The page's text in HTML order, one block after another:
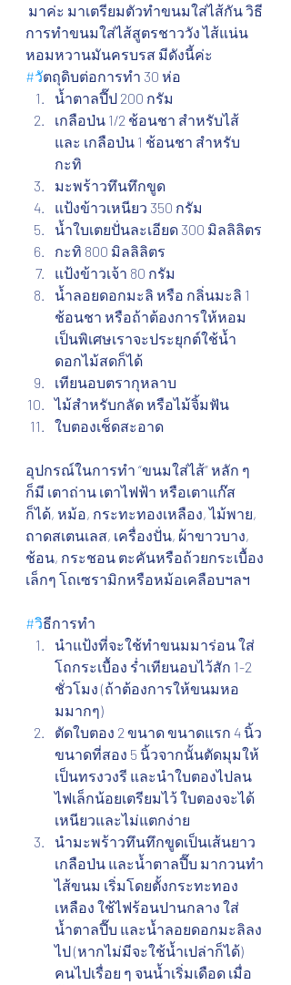
การทำขนมใส่ไส้สูตรชาววัง ไส้แน่น
หอมหวานมันครบรส มีดังนี้ค่ะ
#วัตถุดิบต่อการทำ 30 ห่อ
น้ำตาลปี๊ป 200 กรัม
เกลือป่น 1/2 ช้อนชา สำหรับไส้
และ เกลือป่น 1 ช้อนชา สำหรับ
กะทิ
มะพร้าวทึนทึกขูด
แป้งข้าวเหนียว 350 กรัม
น้ำใบเตยปั่นละเอียด 300 มิลลิลิตร
กะทิ 800 มิลลิลิตร
แป้งข้าวเจ้า 80 กรัม
น้ำลอยดอกมะลิ หรือ กลิ่นมะลิ 1
ช้อนชา หรือถ้าต้องการให้หอม
เป็นพิเศษเราจะประยุกต์ใช้น้ำ
ดอกไม้สดก็ได้
เทียนอบตรากุหลาบ
ไม้สำหรับกลัด หรือไม้จิ้มฟัน
ใบตองเช็ดสะอาด
อุปกรณ์ในการทำ “ขนมใส่ไส้” หลัก ๆ
ก็มี เตาถ่าน เตาไฟฟ้า หรือเตาแก๊ส
ก็ได้, หม้อ, กระทะทองเหลือง, ไม้พาย,
ถาดสเตนเลส, เครื่องปั่น, ผ้าขาวบาง,
ช้อน, กระชอน ตะคันหรือถ้วยกระเบื้อง
เล็กๆ โถเซรามิกหรือหม้อเคลือบฯลฯ
#วิธีการทำ
นำแป้งที่จะใช้ทำขนมมาร่อน ใส่
โถกระเบื้อง ร่ำเทียนอบไว้สัก 1-2
ชั่วโมง (ถ้าต้องการให้ขนมหอ
มมากๆ)
ตัดใบตอง 2 ขนาด ขนาดแรก 4 นิ้ว
ขนาดที่สอง 5 นิ้วจากนั้นตัดมุมให้
เป็นทรงวงรี และนำใบตองไปลน
ไฟเล็กน้อยเตรียมไว้ ใบตองจะได้
เหนียวและไม่แตกง่าย
นำมะพร้าวทึนทึกขูดเป็นเส้นยาว
เกลือป่น และน้ำตาลปี๊บ มากวนทำ
ไส้ขนม เริ่มโดยตั้งกระทะทอง
เหลือง ใช้ไฟร้อนปานกลาง ใส่
น้ำตาลปี๊บ และน้ำลอยดอกมะลิลง
ไป (หากไม่มีจะใช้น้ำเปล่าก็ได้)
คนไปเรื่อย ๆ จนน้ำเริ่มเดือด เมื่อ